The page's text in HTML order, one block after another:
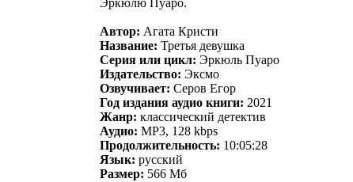
Эркюлю Пуаро.
Автор: Агата Кристи
Название: Третья девушка
Серия или цикл: Эркюль Пуаро
Издательство: Эксмо
Озвучивает: Серов Егор
Год издания аудио книги: 2021
Жанр: классический детектив
Аудио: MP3, 128 kbps
Продолжительность: 10:05:28
Язык: русский
Размер: 566 Мб